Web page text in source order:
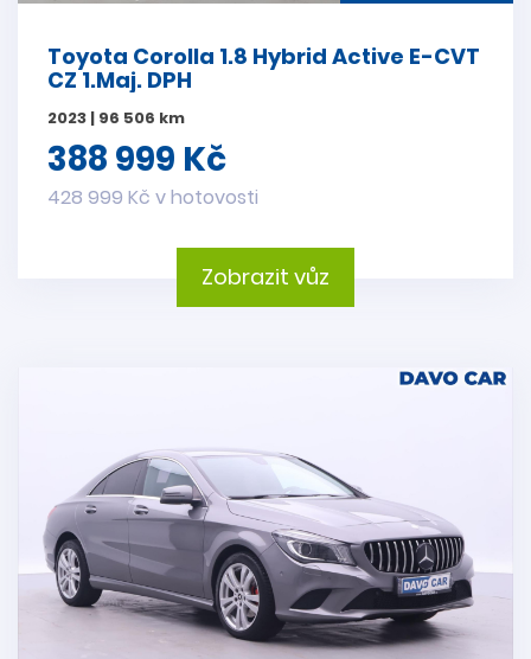
Toyota Corolla 1.8 Hybrid Active E-CVT
CZ 1.Maj. DPH
2023 | 96 506 km
388 999 Kč
428 999 Kč v hotovosti
Zobrazit vůz